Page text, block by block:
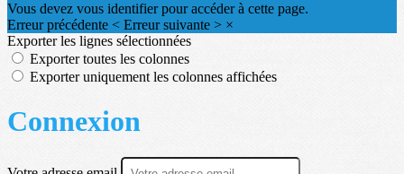
Vous devez vous identifier pour accéder à cette page.
Erreur précédente < Erreur suivante > ×
Exporter les lignes sélectionnées
Exporter toutes les colonnes
Exporter uniquement les colonnes affichées
Connexion